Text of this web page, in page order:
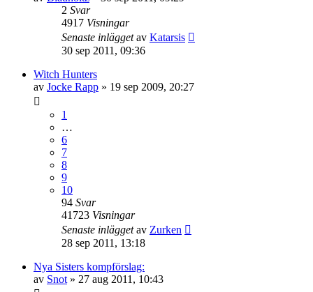
2 Svar
4917 Visningar
Senaste inläggetav Katarsis
30 sep 2011, 09:36
Witch Hunters
av Jocke Rapp » 19 sep 2009, 20:27
1
…
6
7
8
9
10
94 Svar
41723 Visningar
Senaste inläggetav Zurken
28 sep 2011, 13:18
Nya Sisters kompförslag:
av Snot » 27 aug 2011, 10:43